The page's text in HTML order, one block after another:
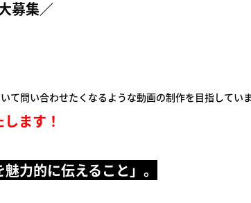
募集／
問い合わせたくなるような動画の制作を目指していま
ます！
力的に伝えること」。